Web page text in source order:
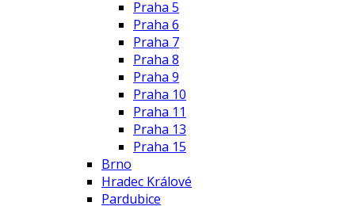
Praha 5
Praha 6
Praha 7
Praha 8
Praha 9
Praha 10
Praha 11
Praha 13
Praha 15
Brno
Hradec Králové
Pardubice